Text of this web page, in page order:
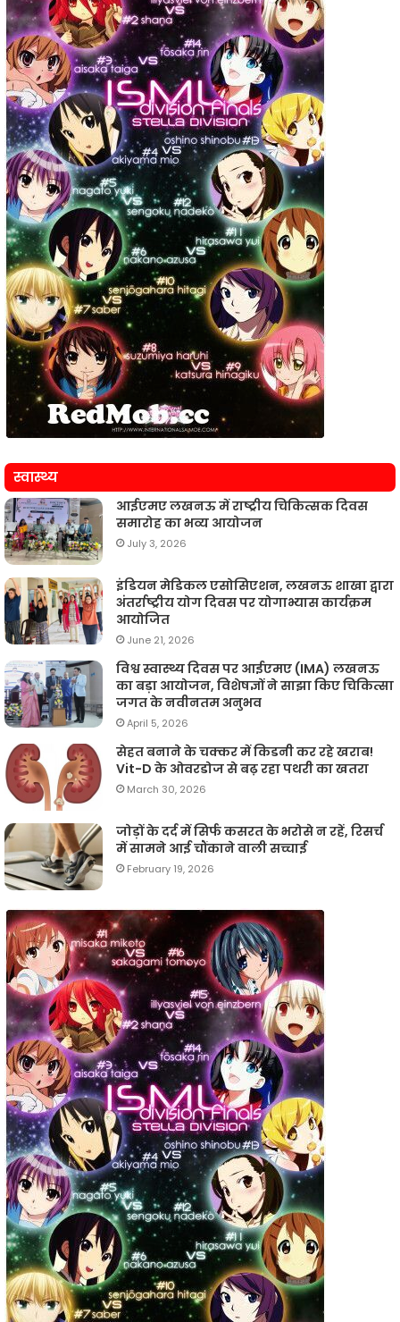
स्वास्थ्य
आईएमए लखनऊ में राष्ट्रीय चिकित्सक दिवस
समारोह का भव्य आयोजन
July 3, 2026
इंडियन मेडिकल एसोसिएशन, लखनऊ शाखा द्वारा
अंतर्राष्ट्रीय योग दिवस पर योगाभ्यास कार्यक्रम
आयोजित
June 21, 2026
विश्व स्वास्थ्य दिवस पर आईएमए (IMA) लखनऊ
का बड़ा आयोजन, विशेषज्ञों ने साझा किए चिकित्सा
जगत के नवीनतम अनुभव
April 5, 2026
सेहत बनाने के चक्कर में किडनी कर रहे खराब!
Vit-D के ओवरडोज से बढ़ रहा पथरी का खतरा
March 30, 2026
जोड़ों के दर्द में सिर्फ कसरत के भरोसे न रहें, रिसर्च
में सामने आई चौंकाने वाली सच्चाई
February 19, 2026